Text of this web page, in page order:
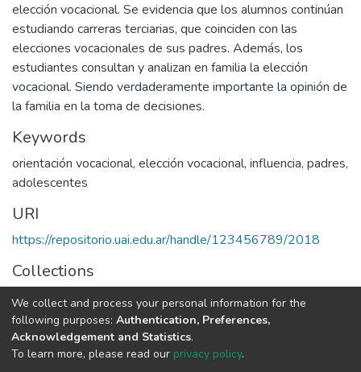
elección vocacional. Se evidencia que los alumnos continúan
estudiando carreras terciarias, que coinciden con las
elecciones vocacionales de sus padres. Además, los
estudiantes consultan y analizan en familia la elección
vocacional. Siendo verdaderamente importante la opinión de
la familia en la toma de decisiones.
Keywords
orientación vocacional, elección vocacional, influencia, padres,
adolescentes
URI
https://repositorio.uai.edu.ar/handle/123456789/2018
Collections
LICENCIATURA EN PSICOPEDAGOGÍA
Full item page
We collect and process your personal information for the
following purposes: Authentication, Preferences,
Acknowledgement and Statistics.
To learn more, please read our privacy policy.